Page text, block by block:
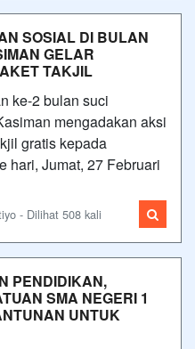
SOSIAL DI BULAN
GELAR
TAKJIL
ke-2 bulan suci
mengadakan aksi
gratis kepada
hari, Jumat, 27 Februari
- Dilihat 508 kali
PENDIDIKAN,
SMA NEGERI 1
UNTUK